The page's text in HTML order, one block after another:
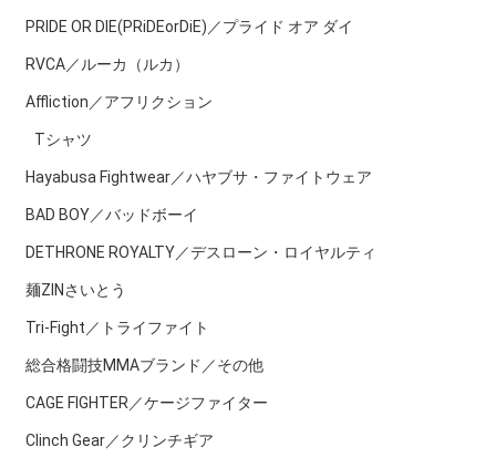
PRIDE OR DIE(PRiDEorDiE)／プライド オア ダイ
RVCA／ルーカ（ルカ）
Affliction／アフリクション
Tシャツ
Hayabusa Fightwear／ハヤブサ・ファイトウェア
BAD BOY／バッドボーイ
DETHRONE ROYALTY／デスローン・ロイヤルティ
麺ZINさいとう
Tri-Fight／トライファイト
総合格闘技MMAブランド／その他
CAGE FIGHTER／ケージファイター
Clinch Gear／クリンチギア